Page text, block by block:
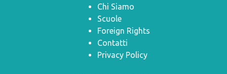
Chi Siamo
Scuole
Foreign Rights
Contatti
Privacy Policy